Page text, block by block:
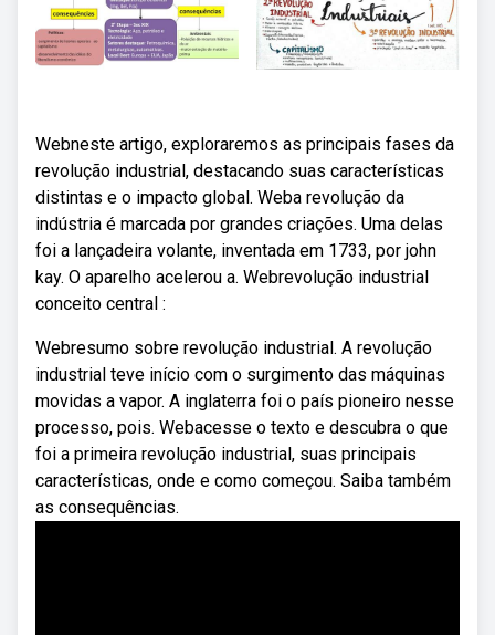
Webneste artigo, exploraremos as principais fases da
revolução industrial, destacando suas características
distintas e o impacto global. Weba revolução da
indústria é marcada por grandes criações. Uma delas
foi a lançadeira volante, inventada em 1733, por john
kay. O aparelho acelerou a. Webrevolução industrial
conceito central :
Webresumo sobre revolução industrial. A revolução
industrial teve início com o surgimento das máquinas
movidas a vapor. A inglaterra foi o país pioneiro nesse
processo, pois. Webacesse o texto e descubra o que
foi a primeira revolução industrial, suas principais
características, onde e como começou. Saiba também
as consequências.